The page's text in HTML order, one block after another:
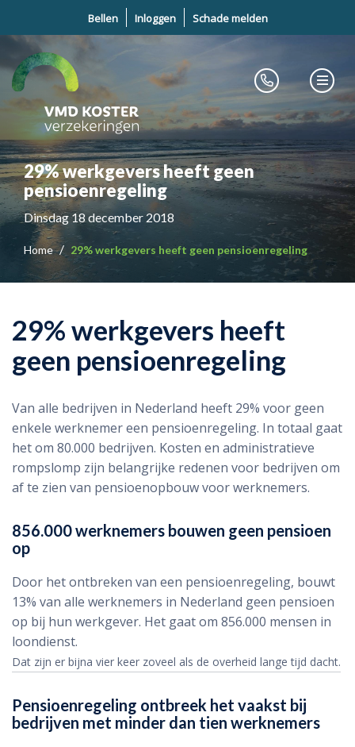
Bellen Inloggen Schade melden
29% werkgevers heeft geen
pensioenregeling
Dinsdag 18 december 2018
Home 29% werkgevers heeft geen pensioenregeling
29% werkgevers heeft
geen pensioenregeling
Van alle bedrijven in Nederland heeft 29% voor geen
enkele werknemer een pensioenregeling. In totaal gaat
het om 80.000 bedrijven. Kosten en administratieve
rompslomp zijn belangrijke redenen voor bedrijven om
af te zien van pensioenopbouw voor werknemers.
856.000 werknemers bouwen geen pensioen
op
Door het ontbreken van een pensioenregeling, bouwt
13% van alle werknemers in Nederland geen pensioen
op bij hun werkgever. Het gaat om 856.000 mensen in
loondienst.
Dat zijn er bijna vier keer zoveel als de overheid lange tijd dacht.
Pensioenregeling ontbreek het vaakst bij
bedrijven met minder dan tien werknemers